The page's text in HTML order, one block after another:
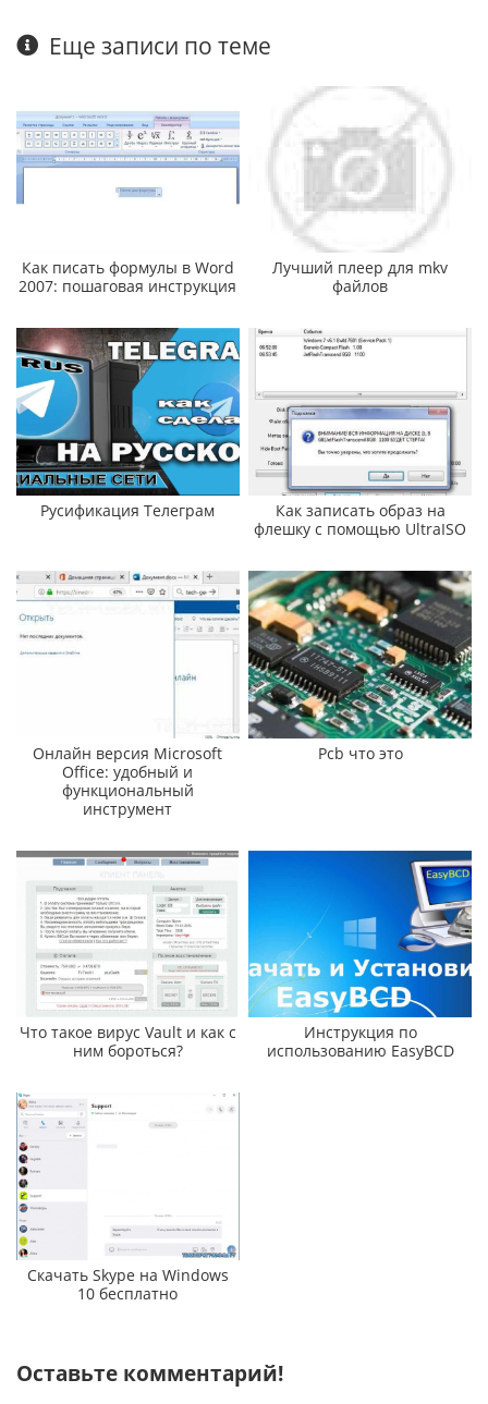
Еще записи по теме
Как писать формулы в Word
2007: пошаговая инструкция
Лучший плеер для mkv
файлов
Русификация Телеграм
Как записать образ на
флешку с помощью UltraISO
Онлайн версия Microsoft
Office: удобный и
функциональный
инструмент
Pcb что это
Что такое вирус Vault и как с
ним бороться?
Инструкция по
использованию EasyBCD
Скачать Skype на Windows
10 бесплатно
Оставьте комментарий!